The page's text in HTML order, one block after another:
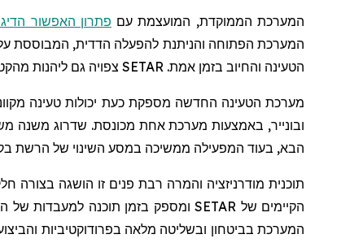
המערכת הממוקדת, המועצמת עם פתרון האפשור
המערכת הפתוחה והניתנת להפעלה הדדית, המבוססת על
הטעינה והחיוב בזמן אמת. SETAR צפויה גם ליהנות
מערכת הטעינה החדשה מספקת כעת יכולות טעינה
ובונייר, באמצעות מערכת אחת מכונסת. שדרוג משנה
הבא, בעוד המפעילה ממשיכה במסע השינוי של הרשת
תוכנית מודרניזציה והמרה רבת פנים זו הושגה בצורה
הקיימים של SETAR ומספק בזמן תוכנה למעבדות של
המערכת בביטחון ובשליטה מלאה בפרודוקטיביות